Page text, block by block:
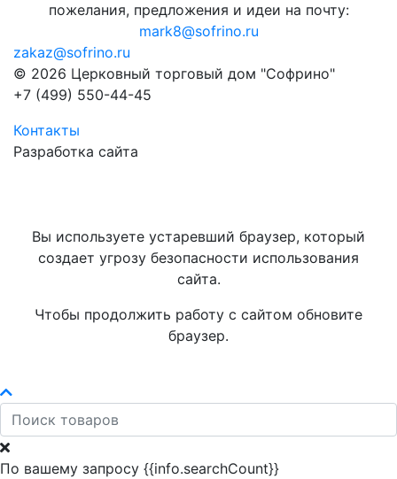
пожелания, предложения и идеи на почту:
mark8@sofrino.ru
zakaz@sofrino.ru
© 2026 Церковный торговый дом "Софрино"
+7 (499) 550-44-45
Контакты
Разработка сайта
Вы используете устаревший браузер, который
создает угрозу безопасности использования
сайта.
Чтобы продолжить работу с сайтом обновите
браузер.
По вашему запросу {{info.searchCount}}